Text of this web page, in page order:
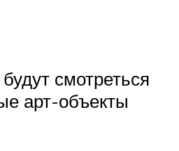
смотреться
арт-объекты